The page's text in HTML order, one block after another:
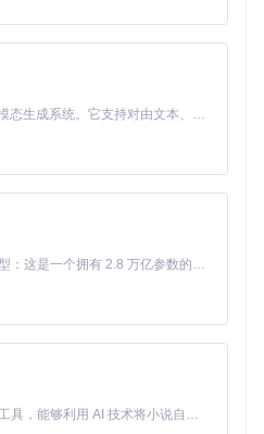
MiniMax H3 是一个通用的全模态生成系统。它支持对由文本、图像、视频和音频组成的多模态上下文进行统一理解，并能生成分辨率高达 2K、时长可达 15 秒的带原生立体声音频的视频。得益于面向任务泛化的系统设计，H3 在预训练阶段就已具备广泛的多模态上下文理解与生成能力，能够出色地执行复杂的多模态指令。
Kimi K3 是Kimi能力最强的模型：这是一个拥有 2.8 万亿参数的混合专家（MoE）模型，具备原生视觉理解能力，并支持 100 万 token 的上下文窗口。
Toonflow 是一款 AI 短剧漫剧工具，能够利用 AI 技术将小说自动转化为剧本，并结合 AI 生成的图片和视频，实现高效的短剧创作。借助 Toonflow，可以轻松完成从文字到影像的全流程，让短剧制作变得更加智能与便捷。